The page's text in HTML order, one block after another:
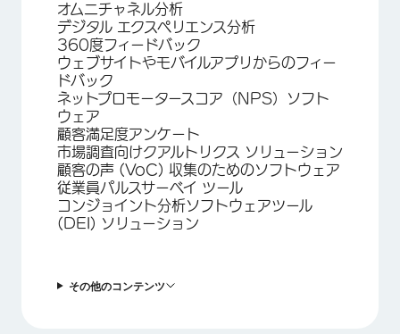
オムニチャネル分析
デジタル エクスペリエンス分析
360度フィードバック
ウェブサイトやモバイルアプリからのフィー
ドバック
ネットプロモータースコア（NPS）ソフト
ウェア
顧客満足度アンケート
市場調査向けクアルトリクス ソリューション
顧客の声 (VoC) 収集のためのソフトウェア
従業員パルスサーベイ ツール
コンジョイント分析ソフトウェアツール
(DEI) ソリューション
その他のコンテンツ